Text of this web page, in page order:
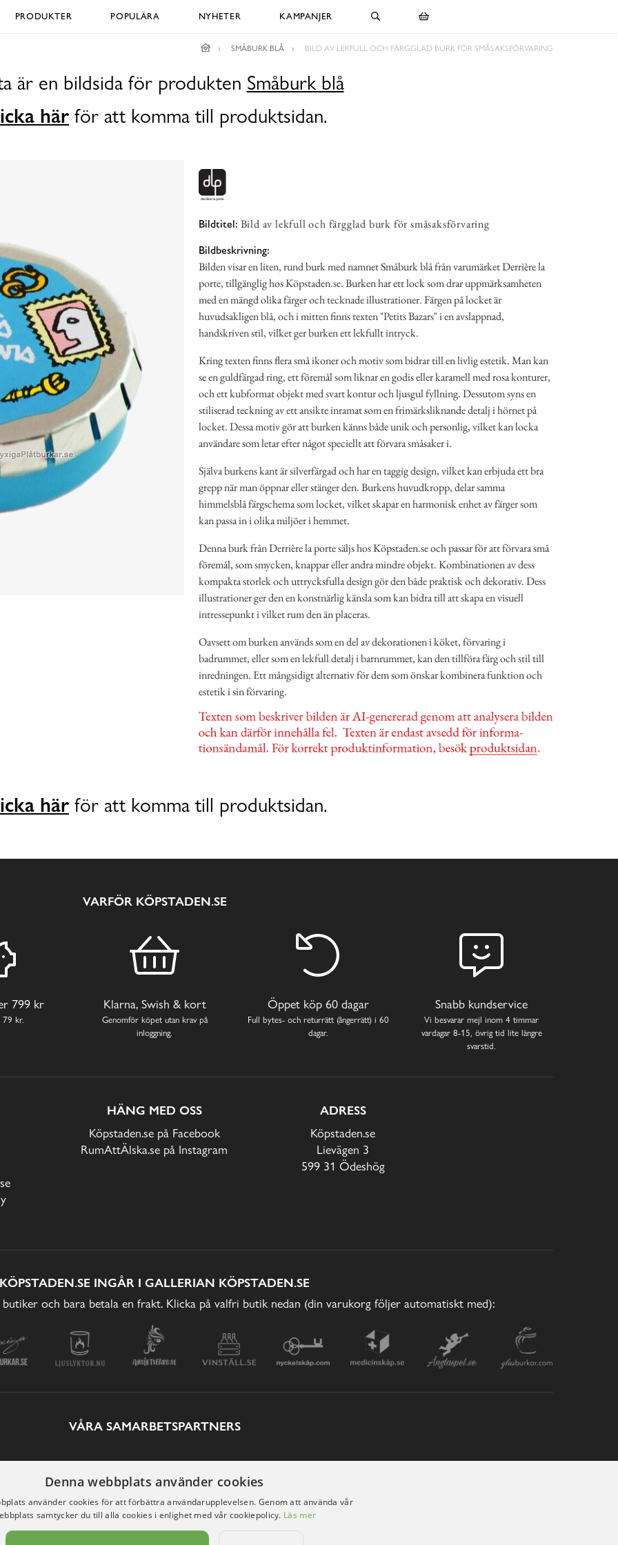
PRODUKTER POPULÄRA NYHETER KAMPANJER
SMÅBURK BLÅ BILD AV LEKFULL OCH FÄRGGLAD BURK FÖR SMÅSAKSFÖRVARING
är en bildsida för produkten Småburk blå
här för att komma till produktsidan.
Bildtitel: Bild av lekfull och färgglad burk för småsaksförvaring
Bildbeskrivning:
Bilden visar en liten, rund burk med namnet Småburk blå från varumärket Derrière la
porte, tillgänglig hos Köpstaden.se. Burken har ett lock som drar uppmärksamheten
med en mängd olika färger och tecknade illustrationer. Färgen på locket är
huvudsakligen blå, och i mitten finns texten "Petits Bazars" i en avslappnad,
handskriven stil, vilket ger burken ett lekfullt intryck.
Kring texten finns flera små ikoner och motiv som bidrar till en livlig estetik. Man kan
se en guldfärgad ring, ett föremål som liknar en godis eller karamell med rosa konturer,
och ett kubformat objekt med svart kontur och ljusgul fyllning. Dessutom syns en
stiliserad teckning av ett ansikte inramat som en frimärksliknande detalj i hörnet på
locket. Dessa motiv gör att burken känns både unik och personlig, vilket kan locka
användare som letar efter något speciellt att förvara småsaker i.
Själva burkens kant är silverfärgad och har en taggig design, vilket kan erbjuda ett bra
grepp när man öppnar eller stänger den. Burkens huvudkropp, delar samma
himmelsblå färgschema som locket, vilket skapar en harmonisk enhet av färger som
kan passa in i olika miljöer i hemmet.
Denna burk från Derrière la porte säljs hos Köpstaden.se och passar för att förvara små
föremål, som smycken, knappar eller andra mindre objekt. Kombinationen av dess
kompakta storlek och uttrycksfulla design gör den både praktisk och dekorativ. Dess
illustrationer ger den en konstnärlig känsla som kan bidra till att skapa en visuell
intressepunkt i vilket rum den än placeras.
Oavsett om burken används som en del av dekorationen i köket, förvaring i
badrummet, eller som en lekfull detalj i barnrummet, kan den tillföra färg och stil till
inredningen. Ett mångsidigt alternativ för dem som önskar kombinera funktion och
estetik i sin förvaring.
här för att komma till produktsidan.
VARFÖR KÖPSTADEN.SE
799 kr
79 kr.
Klarna, Swish & kort
Genomför köpet utan krav på
inloggning.
Öppet köp 60 dagar
Full bytes- och returrätt (ångerrätt) i 60
dagar.
Snabb kundservice
Vi besvarar mejl inom 4 timmar
vardagar 8-15, övrig tid lite längre
svarstid.
HÄNG MED OSS
Köpstaden.se på Facebook
RumAttÄlska.se på Instagram
ADRESS
Köpstaden.se
Lievägen 3
599 31 Ödeshög
KÖPSTADEN.SE INGÅR I GALLERIAN KÖPSTADEN.SE
och bara betala en frakt. Klicka på valfri butik nedan (din varukorg följer automatiskt med):
VÅRA SAMARBETSPARTNERS
Denna webbplats använder cookies
använder cookies för att förbättra användarupplevelsen. Genom att använda vår
samtycker du till alla cookies i enlighet med vår cookiepolicy. Läs mer